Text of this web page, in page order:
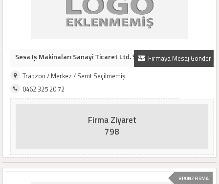
Firmaya Mesaj Gönder
Sesa Iş Makinaları Sanayi Ticaret Ltd. Şti.
Trabzon / Merkez / Semt Seçilmemiş
0462 325 20 72
Firma Ziyaret
798
BRONZ FİRMA